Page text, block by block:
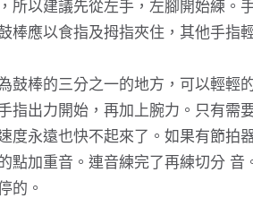
所以建議先從左手，左腳開始練。
棒應以食指及拇指夾住，其他手指
鼓棒的三分之一的地方，可以輕輕
指出力開始，再加上腕力。只有需
度永遠也快不起來了。如果有節拍
點加重音。連音練完了再練切分
的。